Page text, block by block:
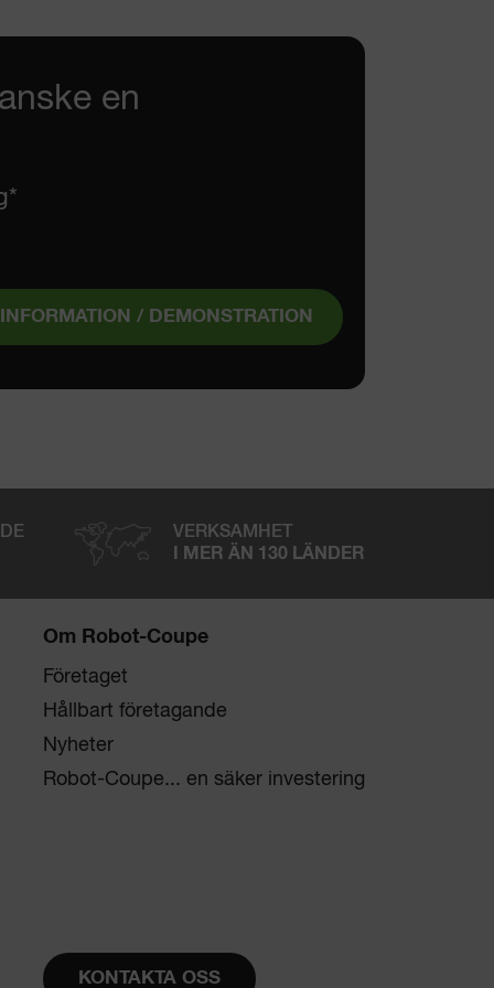
en
INFORMATION / DEMONSTRATION
VERKSAMHET
I MER ÄN 130 LÄNDER
Om Robot-Coupe
Företaget
Hållbart företagande
Nyheter
Robot-Coupe... en säker investering
KONTAKTA OSS